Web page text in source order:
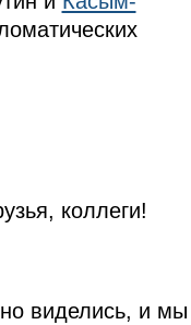
коллеги!
виделись, и мы